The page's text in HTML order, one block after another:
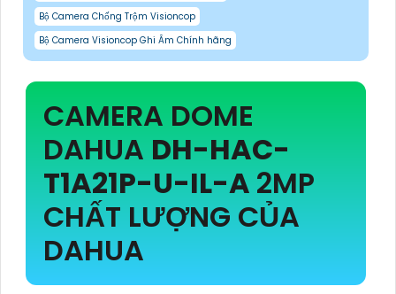
Bộ Camera Chống Trộm Visioncop
Bộ Camera Visioncop Ghi Âm Chính hãng
CAMERA DOME
DAHUA DH-HAC-
T1A21P-U-IL-A 2MP
CHẤT LƯỢNG CỦA
DAHUA